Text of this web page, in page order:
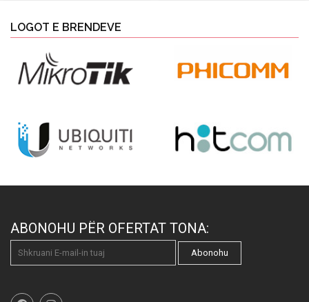
LOGOT E BRENDEVE
ABONOHU PËR OFERTAT TONA:
Abonohu